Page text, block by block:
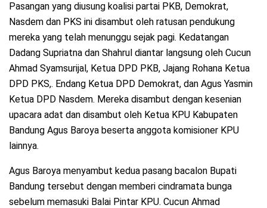
Pasangan yang diusung koalisi partai PKB, Demokrat,
Nasdem dan PKS ini disambut oleh ratusan pendukung
mereka yang telah menunggu sejak pagi. Kedatangan
Dadang Supriatna dan Shahrul diantar langsung oleh Cucun
Ahmad Syamsurijal, Ketua DPD PKB, Jajang Rohana Ketua
DPD PKS,. Endang Ketua DPD Demokrat, dan Agus Yasmin
Ketua DPD Nasdem. Mereka disambut dengan kesenian
upacara adat dan disambut oleh Ketua KPU Kabupaten
Bandung Agus Baroya beserta anggota komisioner KPU
lainnya.
Agus Baroya menyambut kedua pasang bacalon Bupati
Bandung tersebut dengan memberi cindramata bunga
sebelum memasuki Balai Pintar KPU. Cucun Ahmad